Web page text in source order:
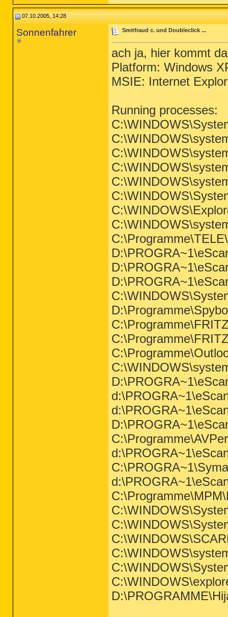
07.10.2005, 14:28
Sonnenfahrer Smitfraud c. und Doubleclick ...
ach ja, hier kommt
Platform: Windows
MSIE: Internet
Running processes: